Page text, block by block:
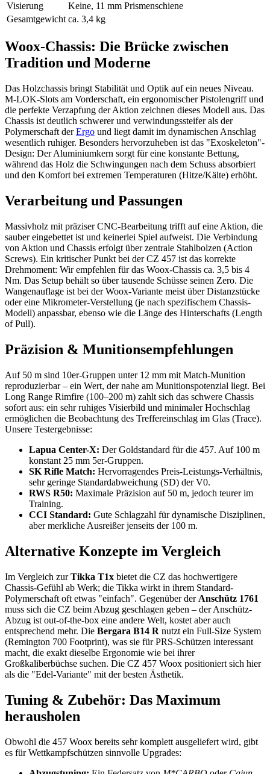
Visierung
Keine, 11 mm Prismenschiene
Gesamtgewicht ca. 3,4 kg
Woox-Chassis: Die Brücke zwischen
Tradition und Moderne
Das Holzchassis bringt Stabilität und Optik auf ein neues Niveau.
M-LOK-Slots am Vorderschaft, ein ergonomischer Pistolengriff und
die perfekte Verzapfung der Aktion zeichnen dieses Modell aus. Das
Chassis ist deutlich schwerer und verwindungssteifer als der
Polymerschaft derErgo und liegt damit im dynamischen Anschlag
wesentlich ruhiger. Besonders hervorzuheben ist das "Exoskeleton"-
Design: Der Aluminiumkern sorgt für eine konstante Bettung,
während das Holz die Schwingungen nach dem Schuss absorbiert
und den Komfort bei extremen Temperaturen (Hitze/Kälte) erhöht.
Verarbeitung und Passungen
Massivholz mit präziser CNC-Bearbeitung trifft auf eine Aktion, die
sauber eingebettet ist und keinerlei Spiel aufweist. Die Verbindung
von Aktion und Chassis erfolgt über zentrale Stahlbolzen (Action
Screws). Ein kritischer Punkt bei der CZ 457 ist das korrekte
Drehmoment: Wir empfehlen für das Woox-Chassis ca. 3,5 bis 4
Nm. Das Setup behält so über tausende Schüsse seinen Zero. Die
Wangenauflage ist bei der Woox-Variante meist über Distanzstücke
oder eine Mikrometer-Verstellung (je nach spezifischem Chassis-
Modell) anpassbar, ebenso wie die Länge des Hinterschafts (Length
of Pull).
Präzision & Munitionsempfehlungen
Auf 50 m sind 10er-Gruppen unter 12 mm mit Match-Munition
reproduzierbar – ein Wert, der nahe am Munitionspotenzial liegt. Bei
Long Range Rimfire (100–200 m) zahlt sich das schwere Chassis
sofort aus: ein sehr ruhiges Visierbild und minimaler Hochschlag
ermöglichen die Beobachtung des Treffereinschlag im Glas (Trace).
Unsere Testergebnisse:
Lapua Center-X: Der Goldstandard für die 457. Auf 100 m
konstant 25 mm 5er-Gruppen.
SK Rifle Match: Hervorragendes Preis-Leistungs-Verhältnis,
sehr geringe Standardabweichung (SD) der V0.
RWS R50: Maximale Präzision auf 50 m, jedoch teurer im
Training.
CCI Standard: Gute Schlagzahl für dynamische Disziplinen,
aber merkliche Ausreißer jenseits der 100 m.
Alternative Konzepte im Vergleich
Im Vergleich zurTikka T1x bietet die CZ das hochwertigere
Chassis-Gefühl ab Werk; die Tikka wirkt in ihrem Standard-
Polymerschaft oft etwas "einfach". Gegenüber der Anschütz 1761
muss sich die CZ beim Abzug geschlagen geben – der Anschütz-
Abzug ist out-of-the-box eine andere Welt, kostet aber auch
entsprechend mehr. Die Bergara B14 R nutzt ein Full-Size System
(Remington 700 Footprint), was sie für PRS-Schützen interessant
macht, die exakt dieselbe Ergonomie wie bei ihrer
Großkaliberbüchse suchen. Die CZ 457 Woox positioniert sich hier
als die "Edel-Variante" mit der besten Ästhetik.
Tuning & Zubehör: Das Maximum
herausholen
Obwohl die 457 Woox bereits sehr komplett ausgeliefert wird, gibt
es für Wettkampfschützen sinnvolle Upgrades: